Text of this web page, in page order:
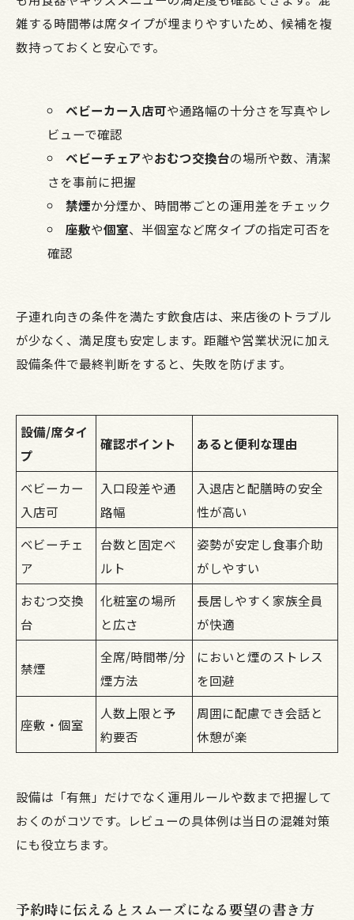
雑する時間帯は席タイプが埋まりやすいため、候補を複
数持っておくと安心です。
ベビーカー入店可や通路幅の十分さを写真やレ
ビューで確認
ベビーチェアやおむつ交換台の場所や数、清潔
さを事前に把握
禁煙か分煙か、時間帯ごとの運用差をチェック
座敷や個室、半個室など席タイプの指定可否を
確認
子連れ向きの条件を満たす飲食店は、来店後のトラブル
が少なく、満足度も安定します。距離や営業状況に加え
設備条件で最終判断をすると、失敗を防げます。
設備/席タイ
プ
確認ポイント あると便利な理由
ベビーカー
入店可
入口段差や通
路幅
入退店と配膳時の安全
性が高い
ベビーチェ
ア
台数と固定ベ
ルト
姿勢が安定し食事介助
がしやすい
おむつ交換
台
化粧室の場所
と広さ
長居しやすく家族全員
が快適
禁煙
全席/時間帯/分
煙方法
においと煙のストレス
を回避
座敷・個室
人数上限と予
約要否
周囲に配慮でき会話と
休憩が楽
設備は「有無」だけでなく運用ルールや数まで把握して
おくのがコツです。レビューの具体例は当日の混雑対策
にも役立ちます。
予約時に伝えるとスムーズになる要望の書き方